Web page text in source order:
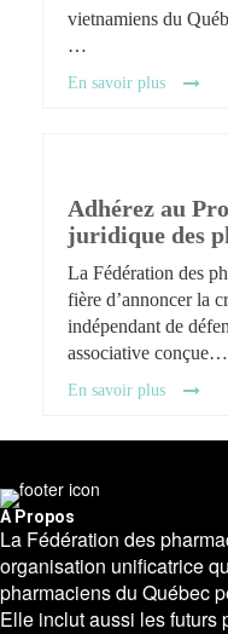
vietnamiens du
…
En savoir plus
Adhérez au
juridique des
La Fédération des
fière d’annoncer la
indépendant de
associative conçue…
En savoir plus
A Propos
La Fédération des
organisation unificatrice
pharmaciens du Québec
Elle inclut aussi les futurs